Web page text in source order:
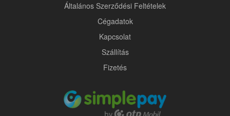
Általános Szerződési Feltételek
Cégadatok
Kapcsolat
Szállítás
Fizetés